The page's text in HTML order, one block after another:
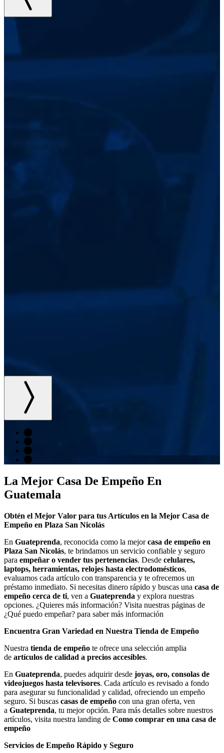
La Mejor Casa De Empeño En
Guatemala
Obtén el Mejor Valor para tus Artículos en la Mejor Casa de
Empeño en Plaza San Nicolás
En Guateprenda, reconocida como la mejorcasa de empeño en
Plaza San Nicolás, te brindamos un servicio confiable y seguro
para empeñar o vender tus pertenencias. Desde celulares,
laptops, herramientas, relojes hasta electrodomésticos,
evaluamos cada artículo con transparencia y te ofrecemos un
préstamo inmediato. Si necesitas dinero rápido y buscas una casa de
empeño cerca de ti, ven a Guateprenda y explora nuestras
opciones. ¿Quieres más información? Visita nuestras páginas de
¿Qué puedo empeñar? para saber más información
Encuentra Gran Variedad en Nuestra Tienda de Empeño
Nuestra tienda de empeño te ofrece una selección amplia
de artículos de calidad a precios accesibles.
En Guateprenda, puedes adquirir desde joyas, oro, consolas de
videojuegos hasta televisores. Cada artículo es revisado a fondo
para asegurar su funcionalidad y calidad, ofreciendo un empeño
seguro. Si buscas casas de empeño con una gran oferta, ven
a Guateprenda, tu mejor opción. Para más detalles sobre nuestros
artículos, visita nuestra landing de Como comprar en una casa de
empeño
Servicios de Empeño Rápido y Seguro